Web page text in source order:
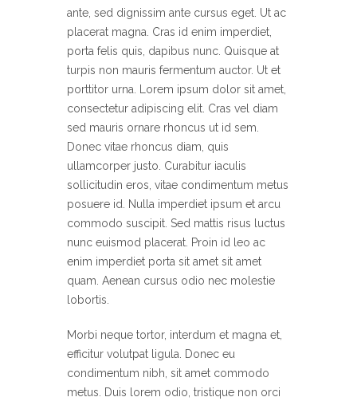
ante, sed dignissim ante cursus eget. Ut ac
placerat magna. Cras id enim imperdiet,
porta felis quis, dapibus nunc. Quisque at
turpis non mauris fermentum auctor. Ut et
porttitor urna. Lorem ipsum dolor sit amet,
consectetur adipiscing elit. Cras vel diam
sed mauris ornare rhoncus ut id sem.
Donec vitae rhoncus diam, quis
ullamcorper justo. Curabitur iaculis
sollicitudin eros, vitae condimentum metus
posuere id. Nulla imperdiet ipsum et arcu
commodo suscipit. Sed mattis risus luctus
nunc euismod placerat. Proin id leo ac
enim imperdiet porta sit amet sit amet
quam. Aenean cursus odio nec molestie
lobortis.
Morbi neque tortor, interdum et magna et,
efficitur volutpat ligula. Donec eu
condimentum nibh, sit amet commodo
metus. Duis lorem odio, tristique non orci